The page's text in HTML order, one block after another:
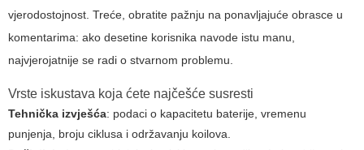
vjerodostojnost. Treće, obratite pažnju na ponavljajuće obrasce u
komentarima: ako desetine korisnika navode istu manu,
najvjerojatnije se radi o stvarnom problemu.
Vrste iskustava koja ćete najčešće susresti
Tehnička izvješća: podaci o kapacitetu baterije, vremenu
punjenja, broju ciklusa i održavanju koilova.